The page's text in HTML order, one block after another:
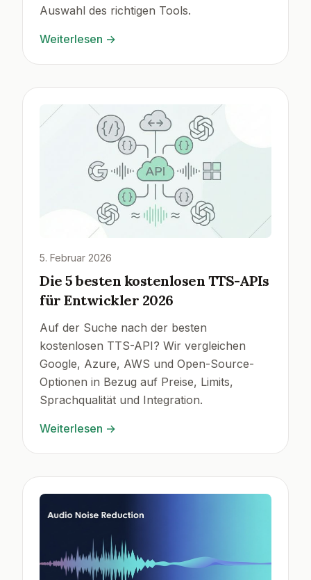
Auswahl des richtigen Tools.
Weiterlesen →
5. Februar 2026
Die 5 besten kostenlosen TTS-APIs
für Entwickler 2026
Auf der Suche nach der besten
kostenlosen TTS-API? Wir vergleichen
Google, Azure, AWS und Open-Source-
Optionen in Bezug auf Preise, Limits,
Sprachqualität und Integration.
Weiterlesen →